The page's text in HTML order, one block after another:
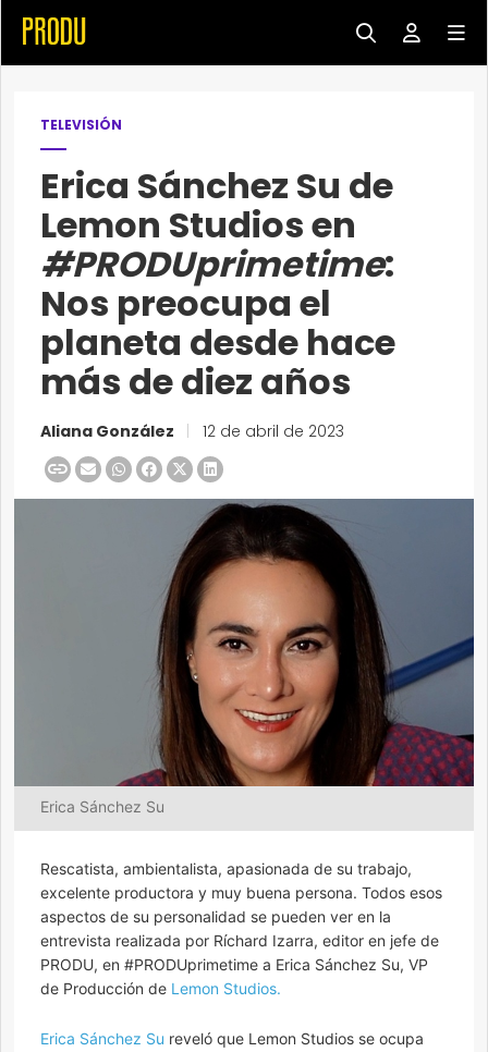
TELEVISIÓN
Erica Sánchez Su de
Lemon Studios en
#PRODUprimetime:
Nos preocupa el
planeta desde hace
más de diez años
Aliana González 12 de abril de 2023
Erica Sánchez Su
Rescatista, ambientalista, apasionada de su trabajo,
excelente productora y muy buena persona. Todos esos
aspectos de su personalidad se pueden ver en la
entrevista realizada por Ríchard Izarra, editor en jefe de
PRODU, en #PRODUprimetime a Erica Sánchez Su, VP
de Producción de Lemon Studios.
Erica Sánchez Su reveló que Lemon Studios se ocupa